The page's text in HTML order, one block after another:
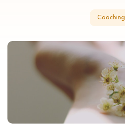
Coaching